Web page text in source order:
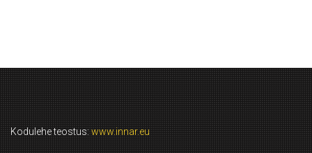
Kodulehe teostus: www.innar.eu